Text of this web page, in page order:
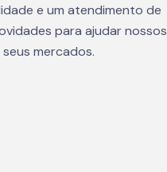
e um atendimento de
para ajudar nossos
mercados.